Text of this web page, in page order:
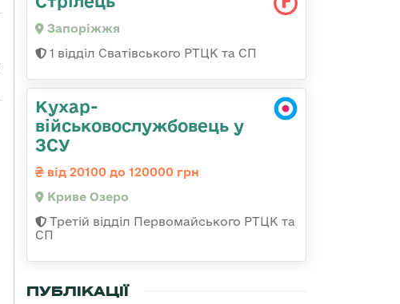
Запоріжжя
1 відділ Сватівського РТЦК та СП
Кухар-
військовослужбовець у
ЗСУ
від 20100 до 120000 грн
Криве Озеро
Третій відділ Первомайського РТЦК та
СП
ПУБЛІКАЦІЇ